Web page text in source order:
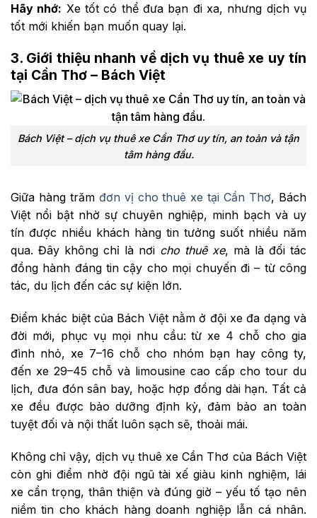
Hãy nhớ: Xe tốt có thể đưa bạn đi xa, nhưng dịch vụ
tốt mới khiến bạn muốn quay lại.
3. Giới thiệu nhanh về dịch vụ thuê xe uy tín
tại Cần Thơ – Bách Việt
Bách Việt – dịch vụ thuê xe Cần Thơ uy tín, an toàn và tận
tâm hàng đầu.
Giữa hàng trăm đơn vị cho thuê xe tại Cần Thơ, Bách
Việt nổi bật nhờ sự chuyên nghiệp, minh bạch và uy
tín được nhiều khách hàng tin tưởng suốt nhiều năm
qua. Đây không chỉ là nơi cho thuê xe, mà là đối tác
đồng hành đáng tin cậy cho mọi chuyến đi – từ công
tác, du lịch đến các sự kiện lớn.
Điểm khác biệt của Bách Việt nằm ở đội xe đa dạng và
đời mới, phục vụ mọi nhu cầu: từ xe 4 chỗ cho gia
đình nhỏ, xe 7–16 chỗ cho nhóm bạn hay công ty,
đến xe 29–45 chỗ và limousine cao cấp cho tour du
lịch, đưa đón sân bay, hoặc hợp đồng dài hạn. Tất cả
xe đều được bảo dưỡng định kỳ, đảm bảo an toàn
tuyệt đối và nội thất luôn sạch sẽ, thoải mái.
Không chỉ vậy, dịch vụ thuê xe Cần Thơ của Bách Việt
còn ghi điểm nhờ đội ngũ tài xế giàu kinh nghiệm, lái
xe cẩn trọng, thân thiện và đúng giờ – yếu tố tạo nên
niềm tin cho khách hàng doanh nghiệp lẫn cá nhân.